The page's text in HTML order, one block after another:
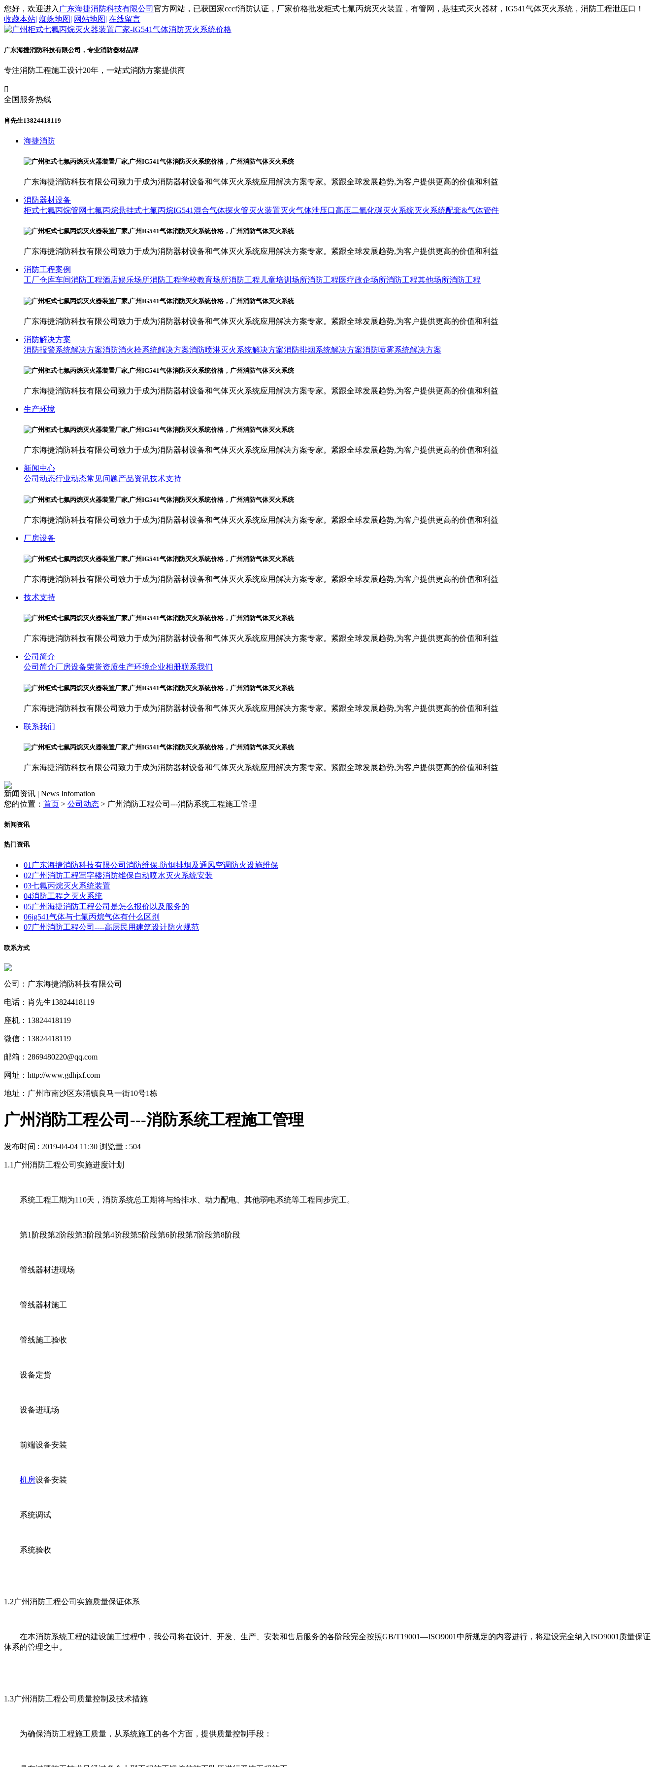
您好，欢迎进入 广东海捷消防科技有限公司 官方网站，已获国家cccf消防认证，厂家价格批发柜式七氟丙烷灭火装置，有管网，悬挂式灭火器材，IG541气体灭火系统，消防工程泄压口！
收藏本站| 蜘蛛地图| 网站地图| 在线留言
广东海捷消防科技有限公司，专业消防器材品牌
专注消防工程施工设计20年，一站式消防方案提供商

全国服务热线
肖先生13824418119
海捷消防
广东海捷消防科技有限公司致力于成为消防器材设备和气体灭火系统应用解决方案专家。紧跟全球发展趋势,为客户提供更高的价值和利益
消防器材设备
柜式七氟丙烷管网七氟丙烷悬挂式七氟丙烷IG541混合气体探火管灭火装置灭火气体泄压口高压二氧化碳灭火系统灭火系统配套&气体管件
广东海捷消防科技有限公司致力于成为消防器材设备和气体灭火系统应用解决方案专家。紧跟全球发展趋势,为客户提供更高的价值和利益
消防工程案例
工厂仓库车间消防工程酒店娱乐场所消防工程学校教育场所消防工程 儿童培训场所消防工程医疗政企场所消防工程其他场所消防工程
广东海捷消防科技有限公司致力于成为消防器材设备和气体灭火系统应用解决方案专家。紧跟全球发展趋势,为客户提供更高的价值和利益
消防解决方案
消防报警系统解决方案消防消火栓系统解决方案消防喷淋灭火系统解决方案消防排烟系统解决方案消防喷雾系统解决方案
广东海捷消防科技有限公司致力于成为消防器材设备和气体灭火系统应用解决方案专家。紧跟全球发展趋势,为客户提供更高的价值和利益
生产环境
广东海捷消防科技有限公司致力于成为消防器材设备和气体灭火系统应用解决方案专家。紧跟全球发展趋势,为客户提供更高的价值和利益
新闻中心
公司动态行业动态常见问题产品资讯技术支持
广东海捷消防科技有限公司致力于成为消防器材设备和气体灭火系统应用解决方案专家。紧跟全球发展趋势,为客户提供更高的价值和利益
厂房设备
广东海捷消防科技有限公司致力于成为消防器材设备和气体灭火系统应用解决方案专家。紧跟全球发展趋势,为客户提供更高的价值和利益
技术支持
广东海捷消防科技有限公司致力于成为消防器材设备和气体灭火系统应用解决方案专家。紧跟全球发展趋势,为客户提供更高的价值和利益
公司简介
公司简介厂房设备荣誉资质生产环境企业相册联系我们
广东海捷消防科技有限公司致力于成为消防器材设备和气体灭火系统应用解决方案专家。紧跟全球发展趋势,为客户提供更高的价值和利益
联系我们
广东海捷消防科技有限公司致力于成为消防器材设备和气体灭火系统应用解决方案专家。紧跟全球发展趋势,为客户提供更高的价值和利益
新闻资讯 | News Infomation
您的位置： 首页 > 公司动态 > 广州消防工程公司---消防系统工程施工管理
新闻资讯
热门资讯
01 广东海捷消防科技有限公司消防维保-防烟排烟及通风空调防火设施维保
02广州消防工程写字楼消防维保自动喷水灭火系统安装
03七氟丙烷灭火系统装置
04消防工程之灭火系统
05广州海捷消防工程公司是怎么报价以及服务的
06ig541气体与七氟丙烷气体有什么区别
07广州消防工程公司----高层民用建筑设计防火规范
联系方式
公司：广东海捷消防科技有限公司
电话：肖先生13824418119
座机：13824418119
微信：13824418119
邮箱：2869480220@qq.com
网址：http://www.gdhjxf.com
地址：广州市南沙区东涌镇良马一街10号1栋
广州消防工程公司---消防系统工程施工管理
发布时间 : 2019-04-04 11:30 浏览量 : 504
1.1广州消防工程公司实施进度计划
系统工程工期为110天，消防系统总工期将与给排水、动力配电、其他弱电系统等工程同步完工。
第1阶段第2阶段第3阶段第4阶段第5阶段第6阶段第7阶段第8阶段
管线器材进现场
管线器材施工
管线施工验收
设备定货
设备进现场
前端设备安装
机房设备安装
系统调试
系统验收
1.2广州消防工程公司实施质量保证体系
在本消防系统工程的建设施工过程中，我公司将在设计、开发、生产、安装和售后服务的各阶段完全按照GB/T19001—ISO9001中所规定的内容进行，将建设完全纳入ISO9001质量保证
体系的管理之中。
1.3广州消防工程公司质量控制及技术措施
为确保消防工程施工质量，从系统施工的各个方面，提供质量控制手段：